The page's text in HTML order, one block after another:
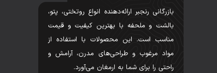
بازرگانی رنجبر ارائه‌دهنده انواع روتختی، پتو،
بالشت و ملحفه با بهترین کیفیت و قیمت
مناسب است. این محصولات با استفاده از
مواد مرغوب و طراحی‌های مدرن، آرامش و
راحتی را برای شما به ارمغان می‌آورد.